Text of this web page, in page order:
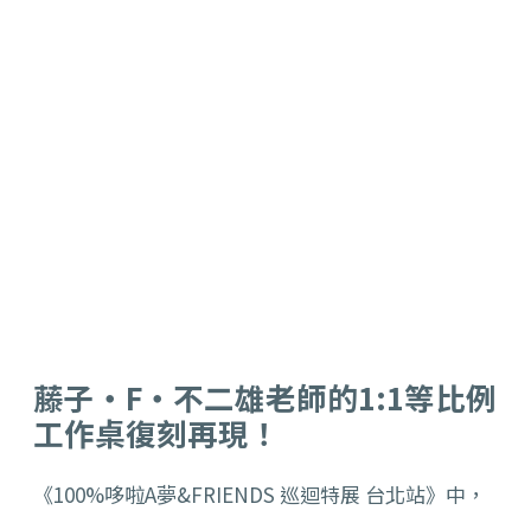
藤子・F・不二雄老師的1:1等比例
工作桌復刻再現！
《100%哆啦A夢&FRIENDS 巡迴特展 台北站》中，